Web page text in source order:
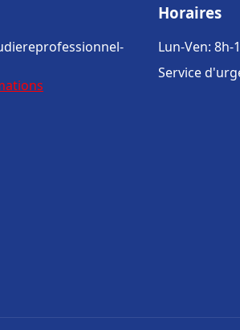
Horaires
Lun-Ven: 8h-
Service